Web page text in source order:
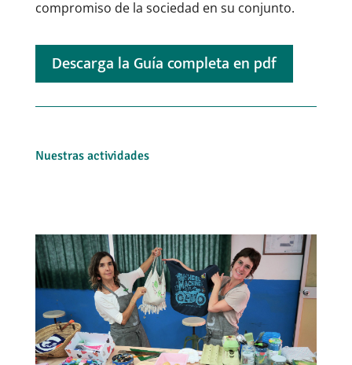
compromiso de la sociedad en su conjunto.
Descarga la Guía completa en pdf
Nuestras actividades